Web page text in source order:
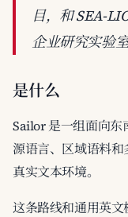
目，和 SEA-
企业研究实验室
是什么
Sailor 是一组面向东
源语言、区域语料
真实文本环境。
这条路线和通用英